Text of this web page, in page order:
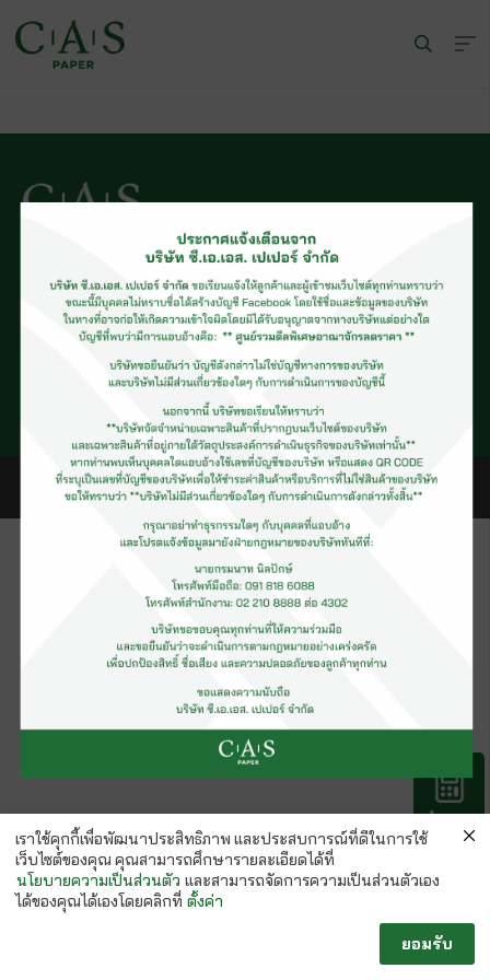
© CAS PAPER All rights Reserved
นโยบายคุ้มครองข้อมูลส่วนบุคคลของ (C.A.S. Privacy Policy)
คำนวณ
กระดาษ
เราใช้คุกกี้เพื่อพัฒนาประสิทธิภาพ และประสบการณ์ที่ดีในการใช้
เว็บไซต์ของคุณ คุณสามารถศึกษารายละเอียดได้ที่
นโยบายความเป็นส่วนตัว และสามารถจัดการความเป็นส่วนตัวเอง
ได้ของคุณได้เองโดยคลิกที่ ตั้งค่า
ยอมรับ